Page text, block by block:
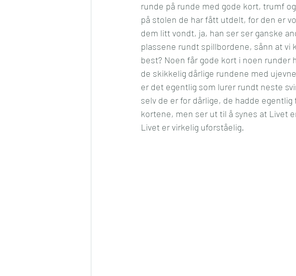
runde på runde med gode kort, trumf
på stolen de har fått utdelt, for den er
dem litt vondt, ja, han ser ser ganske
plassene rundt spillbordene, sånn at
best? Noen får gode kort i noen
de skikkelig dårlige rundene med
er det egentlig som lurer rundt neste
selv de er for dårlige, de hadde
kortene, men ser ut til å synes at Livet
Livet er virkelig uforståelig.